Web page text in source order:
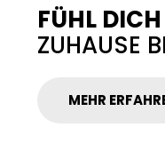
FÜHL
ZUHAUSE
MEHR